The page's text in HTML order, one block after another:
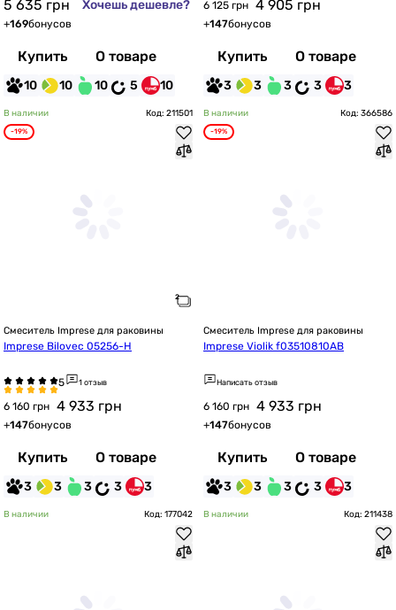
5 635 грн Хочешь дешевле?
+169бонусов
Купить О товаре
10 10 10 5 10
6 125 грн 4 905 грн
+147бонусов
Купить О товаре
3 3 3 3 3
В наличии Код: 211501
-19%
Смеситель Imprese для раковины
Imprese Bilovec 05256-Н
1 отзыв
6 160 грн 4 933 грн
+147бонусов
Купить О товаре
3 3 3 3 3
В наличии Код: 366586
-19%
Смеситель Imprese для раковины
Imprese Violik f03510810AB
Написать отзыв
6 160 грн 4 933 грн
+147бонусов
Купить О товаре
3 3 3 3 3
В наличии Код: 177042 В наличии Код: 211438